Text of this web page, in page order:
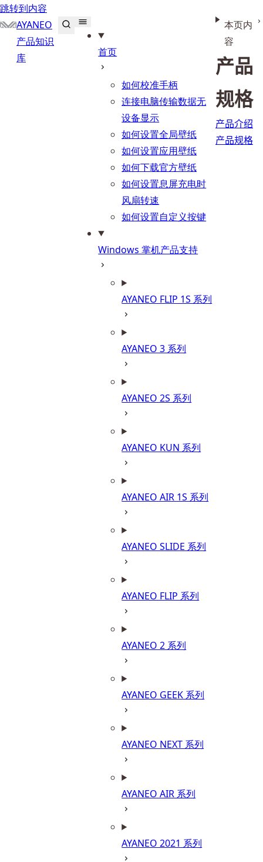
跳转到内容
AYANEO
产品知识
库
首页
如何校准手柄
连接电脑传输数据无
设备显示
如何设置全局壁纸
如何设置应用壁纸
如何下载官方壁纸
如何设置息屏充电时
风扇转速
如何设置自定义按键
Windows 掌机产品支持
AYANEO FLIP 1S 系列
AYANEO 3 系列
AYANEO 2S 系列
AYANEO KUN 系列
AYANEO AIR 1S 系列
AYANEO SLIDE 系列
AYANEO FLIP 系列
AYANEO 2 系列
AYANEO GEEK 系列
AYANEO NEXT 系列
AYANEO AIR 系列
AYANEO 2021 系列
本页内
容
产品
规格
产品介绍
产品规格